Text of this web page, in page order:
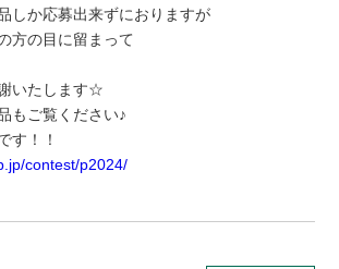
しか応募出来ずにおりますが
方の目に留まって
いたします☆
もご覧ください♪
す！！
contest/p2024/